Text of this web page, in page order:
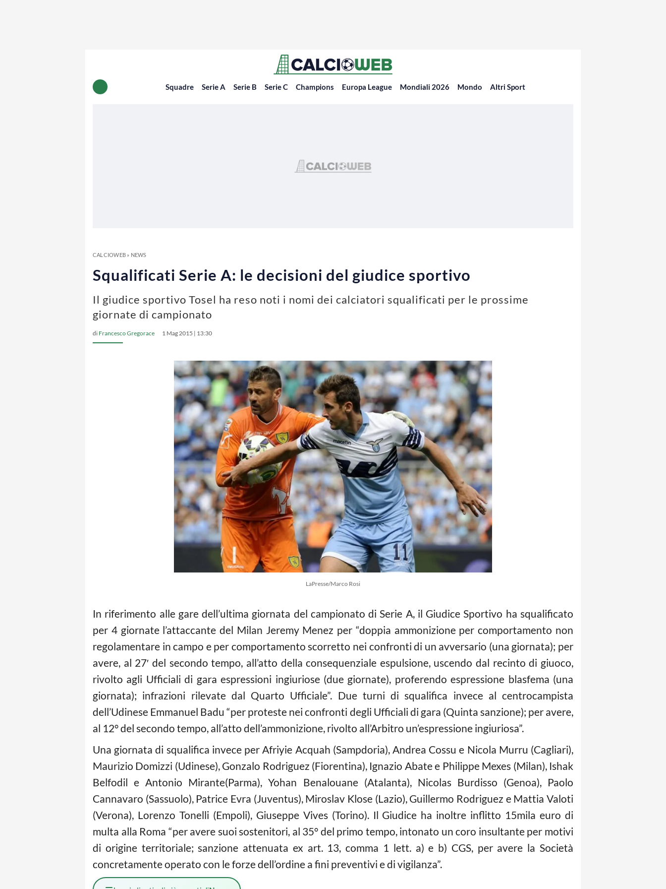
Squadre Serie A Serie B Serie C Champions Europa League Mondiali 2026 Mondo Altri Sport
CALCIOWEB» NEWS
Squalificati Serie A: le decisioni del giudice sportivo
Il giudice sportivo Tosel ha reso noti i nomi dei calciatori squalificati per le prossime
giornate di campionato
di Francesco Gregorace 1 Mag 2015 | 13:30
LaPresse/Marco Rosi
In riferimento alle gare dell’ultima giornata del campionato di Serie A, il Giudice Sportivo ha squalificato
per 4 giornate l’attaccante del Milan Jeremy Menez per “doppia ammonizione per comportamento non
regolamentare in campo e per comportamento scorretto nei confronti di un avversario (una giornata); per
avere, al 27′ del secondo tempo, all’atto della consequenziale espulsione, uscendo dal recinto di giuoco,
rivolto agli Ufficiali di gara espressioni ingiuriose (due giornate), proferendo espressione blasfema (una
giornata); infrazioni rilevate dal Quarto Ufficiale”. Due turni di squalifica invece al centrocampista
dell’Udinese Emmanuel Badu “per proteste nei confronti degli Ufficiali di gara (Quinta sanzione); per avere,
al 12° del secondo tempo, all’atto dell’ammonizione, rivolto all’Arbitro un’espressione ingiuriosa”.
Una giornata di squalifica invece per Afriyie Acquah (Sampdoria), Andrea Cossu e Nicola Murru (Cagliari),
Maurizio Domizzi (Udinese), Gonzalo Rodriguez (Fiorentina), Ignazio Abate e Philippe Mexes (Milan), Ishak
Belfodil e Antonio Mirante(Parma), Yohan Benalouane (Atalanta), Nicolas Burdisso (Genoa), Paolo
Cannavaro (Sassuolo), Patrice Evra (Juventus), Miroslav Klose (Lazio), Guillermo Rodriguez e Mattia Valoti
(Verona), Lorenzo Tonelli (Empoli), Giuseppe Vives (Torino). Il Giudice ha inoltre inflitto 15mila euro di
multa alla Roma “per avere suoi sostenitori, al 35° del primo tempo, intonato un coro insultante per motivi
di origine territoriale; sanzione attenuata ex art. 13, comma 1 lett. a) e b) CGS, per avere la Società
concretamente operato con le forze dell’ordine a fini preventivi e di vigilanza”.